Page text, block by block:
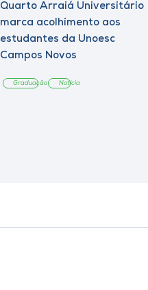
Quarto Arraiá Universitário
marca acolhimento aos
estudantes da Unoesc
Campos Novos
Graduação Notícia